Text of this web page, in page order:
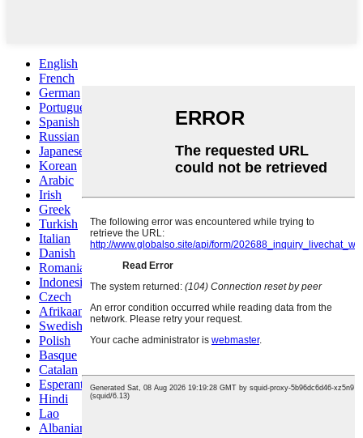
English
French
German
Portuguese
Spanish
Russian
Japanese
Korean
Arabic
Irish
Greek
Turkish
Italian
Danish
Romanian
Indonesian
Czech
Afrikaans
Swedish
Polish
Basque
Catalan
Esperanto
Hindi
Lao
Albanian